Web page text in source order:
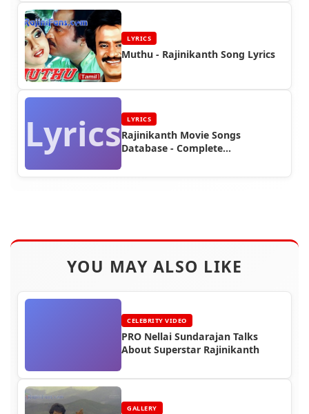
LYRICS
Muthu - Rajinikanth Song Lyrics
Lyrics LYRICS
Rajinikanth Movie Songs
Database - Complete
YOU MAY ALSO LIKE
CELEBRITY VIDEO
PRO Nellai Sundarajan Talks
About Superstar Rajinikanth
GALLERY